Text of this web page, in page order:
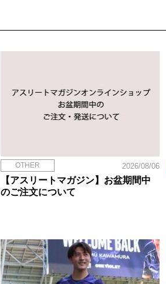
OTHER 2026/08/06
【アスリートマガジン】お盆期間中
のご注文について